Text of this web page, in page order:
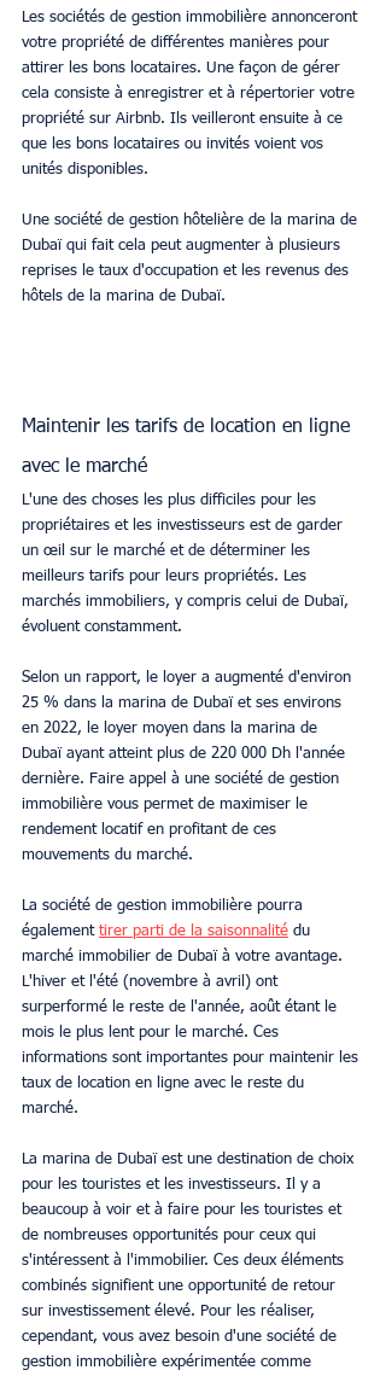
Les sociétés de gestion immobilière annonceront
votre propriété de différentes manières pour
attirer les bons locataires. Une façon de gérer
cela consiste à enregistrer et à répertorier votre
propriété sur Airbnb. Ils veilleront ensuite à ce
que les bons locataires ou invités voient vos
unités disponibles.
Une société de gestion hôtelière de la marina de
Dubaï qui fait cela peut augmenter à plusieurs
reprises le taux d'occupation et les revenus des
hôtels de la marina de Dubaï.
Maintenir les tarifs de location en ligne
avec le marché
L'une des choses les plus difficiles pour les
propriétaires et les investisseurs est de garder
un œil sur le marché et de déterminer les
meilleurs tarifs pour leurs propriétés. Les
marchés immobiliers, y compris celui de Dubaï,
évoluent constamment.
Selon un rapport, le loyer a augmenté d'environ
25 % dans la marina de Dubaï et ses environs
en 2022, le loyer moyen dans la marina de
Dubaï ayant atteint plus de 220 000 Dh l'année
dernière. Faire appel à une société de gestion
immobilière vous permet de maximiser le
rendement locatif en profitant de ces
mouvements du marché.
La société de gestion immobilière pourra
également tirer parti de la saisonnalité du
marché immobilier de Dubaï à votre avantage.
L'hiver et l'été (novembre à avril) ont
surperformé le reste de l'année, août étant le
mois le plus lent pour le marché. Ces
informations sont importantes pour maintenir les
taux de location en ligne avec le reste du
marché.
La marina de Dubaï est une destination de choix
pour les touristes et les investisseurs. Il y a
beaucoup à voir et à faire pour les touristes et
de nombreuses opportunités pour ceux qui
s'intéressent à l'immobilier. Ces deux éléments
combinés signifient une opportunité de retour
sur investissement élevé. Pour les réaliser,
cependant, vous avez besoin d'une société de
gestion immobilière expérimentée comme